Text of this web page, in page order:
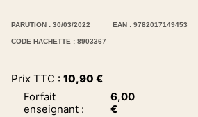
PARUTION : 30/03/2022 EAN : 9782017149453
CODE HACHETTE : 8903367
Prix TTC : 10,90 €
Forfait
enseignant :
6,00
€